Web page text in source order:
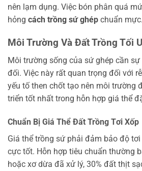
nên lạm dụng. Việc bón phân quá
hỏng cách trồng sứ ghép chuẩn mực.
Môi Trường Và Đất Trồng Tối
Môi trường sống của sứ ghép cần
đối. Việc này rất quan trọng đối với
yếu tố then chốt tạo nên môi trường
triển tốt nhất trong hỗn hợp giá thể
Chuẩn Bị Giá Thể Đất Trồng Tơi Xốp
Giá thể trồng sứ phải đảm bảo độ
cực tốt. Hỗn hợp tiêu chuẩn thường
hoặc xơ dừa đã xử lý, 30% đất thịt